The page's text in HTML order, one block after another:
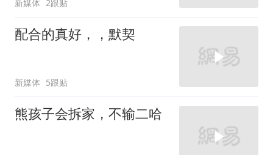
新媒体 2跟贴
配合的真好，，默契
新媒体 5跟贴
熊孩子会拆家，不输二哈